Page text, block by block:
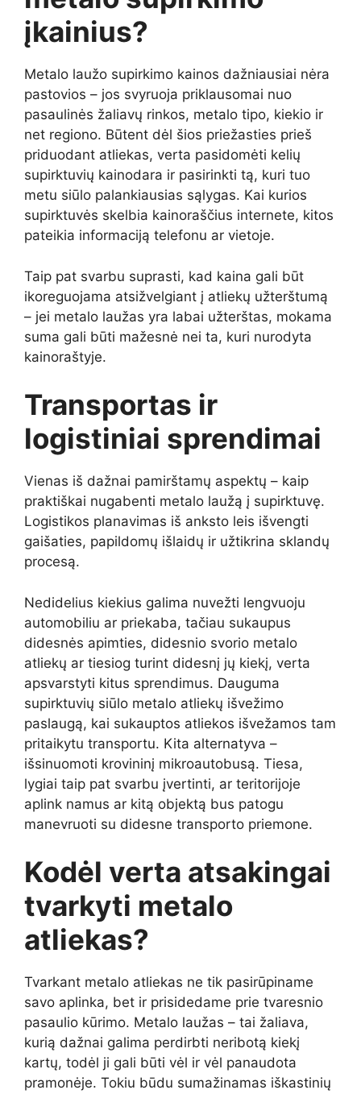
įkainius?
Metalo laužo supirkimo kainos dažniausiai nėra
pastovios – jos svyruoja priklausomai nuo
pasaulinės žaliavų rinkos, metalo tipo, kiekio ir
net regiono. Būtent dėl šios priežasties prieš
priduodant atliekas, verta pasidomėti kelių
supirktuvių kainodara ir pasirinkti tą, kuri tuo
metu siūlo palankiausias sąlygas. Kai kurios
supirktuvės skelbia kainoraščius internete, kitos
pateikia informaciją telefonu ar vietoje.
Taip pat svarbu suprasti, kad kaina gali būt
ikoreguojama atsižvelgiant į atliekų užterštumą
– jei metalo laužas yra labai užterštas, mokama
suma gali būti mažesnė nei ta, kuri nurodyta
kainoraštyje.
Transportas ir
logistiniai sprendimai
Vienas iš dažnai pamirštamų aspektų – kaip
praktiškai nugabenti metalo laužą į supirktuvę.
Logistikos planavimas iš anksto leis išvengti
gaišaties, papildomų išlaidų ir užtikrina sklandų
procesą.
Nedidelius kiekius galima nuvežti lengvuoju
automobiliu ar priekaba, tačiau sukaupus
didesnės apimties, didesnio svorio metalo
atliekų ar tiesiog turint didesnį jų kiekį, verta
apsvarstyti kitus sprendimus. Dauguma
supirktuvių siūlo metalo atliekų išvežimo
paslaugą, kai sukauptos atliekos išvežamos tam
pritaikytu transportu. Kita alternatyva –
išsinuomoti krovininį mikroautobusą. Tiesa,
lygiai taip pat svarbu įvertinti, ar teritorijoje
aplink namus ar kitą objektą bus patogu
manevruoti su didesne transporto priemone.
Kodėl verta atsakingai
tvarkyti metalo
atliekas?
Tvarkant metalo atliekas ne tik pasirūpiname
savo aplinka, bet ir prisidedame prie tvaresnio
pasaulio kūrimo. Metalo laužas – tai žaliava,
kurią dažnai galima perdirbti neribotą kiekį
kartų, todėl ji gali būti vėl ir vėl panaudota
pramonėje. Tokiu būdu sumažinamas iškastinių